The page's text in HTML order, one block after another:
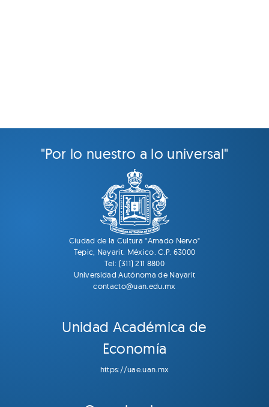
"Por lo nuestro a lo universal"
Ciudad de la Cultura "Amado Nervo"
Tepic, Nayarit. México. C.P. 63000
Tel: (311) 211 8800
Universidad Autónoma de Nayarit
contacto@uan.edu.mx
Unidad Académica de
Economía
https://uae.uan.mx